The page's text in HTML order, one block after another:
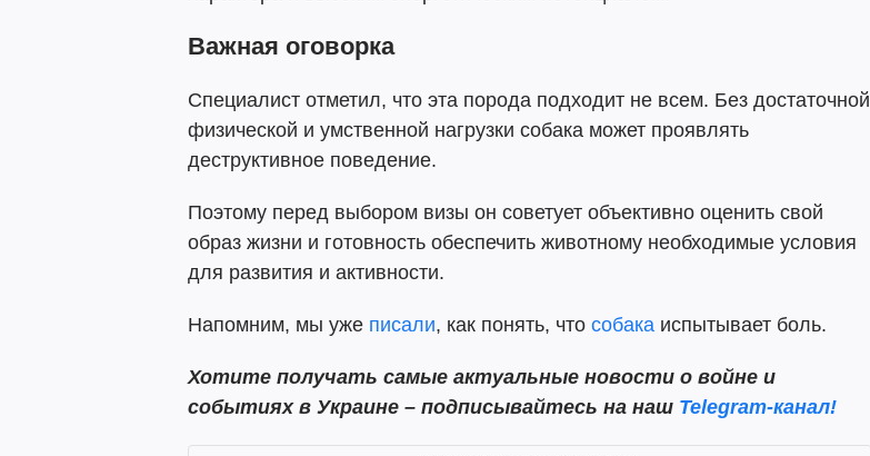
Важная оговорка
Специалист отметил, что эта порода подходит не всем. Без достаточной
физической и умственной нагрузки собака может проявлять
деструктивное поведение.
Поэтому перед выбором визы он советует объективно оценить свой
образ жизни и готовность обеспечить животному необходимые условия
для развития и активности.
Напомним, мы уже писали, как понять, что собака испытывает боль.
Хотите получать самые актуальные новости о войне и
событиях в Украине – подписывайтесь на наш Telegram-канал!